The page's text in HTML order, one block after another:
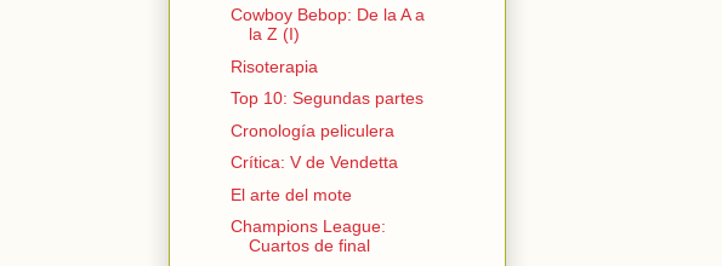
Cowboy Bebop: De la A a
la Z (I)
Risoterapia
Top 10: Segundas partes
Cronología peliculera
Crítica: V de Vendetta
El arte del mote
Champions League:
Cuartos de final